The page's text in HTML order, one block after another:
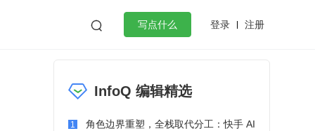
 写点什么 登录 注册
微服务架构 flutter
InfoQ 编辑精选
1
角色边界重塑，全栈取代分工：快手 AI